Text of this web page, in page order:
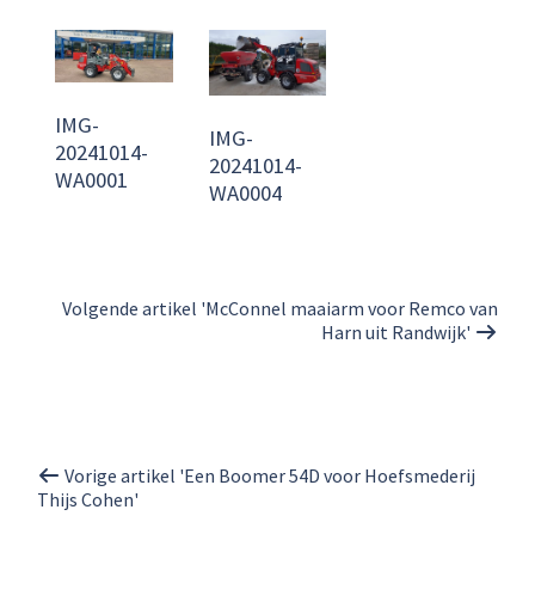
IMG-
20241014-
WA0001
IMG-
20241014-
WA0004
Volgende artikel 'McConnel maaiarm voor Remco van
Harn uit Randwijk'
Vorige artikel 'Een Boomer 54D voor Hoefsmederij
Thijs Cohen'